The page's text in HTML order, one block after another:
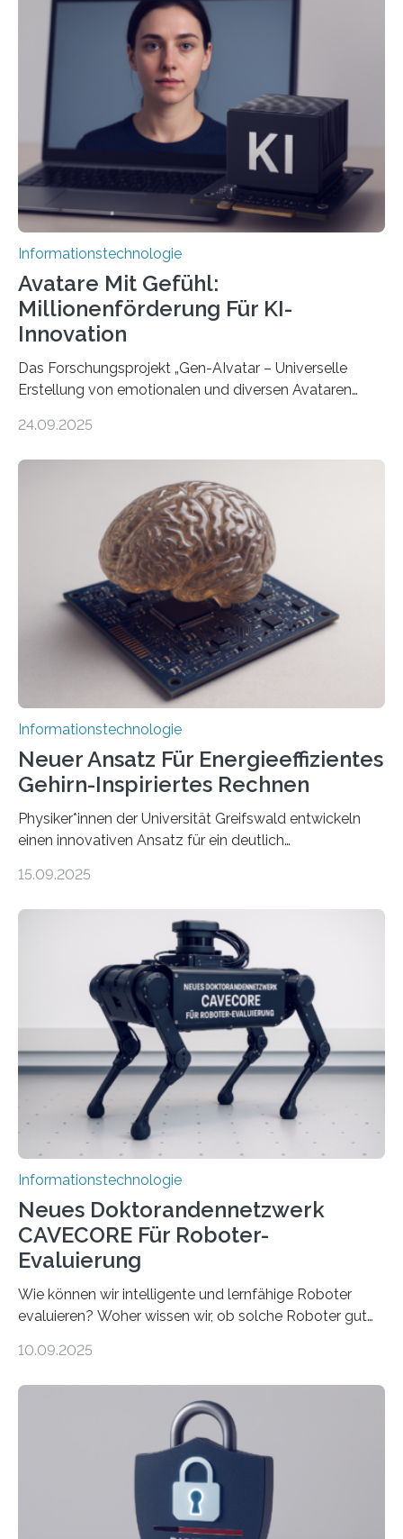
Informationstechnologie
Avatare Mit Gefühl:
Millionenförderung Für KI-
Innovation
Das Forschungsprojekt „Gen-AIvatar – Universelle
Erstellung von emotionalen und diversen Avataren
Förderung in Höhe von rund 2 Millionen Euro. Dabei
der MindPort GmbH eine neuartige, KI-gestützte
Lösung zur Erzeugung von Emotionen für realistische
Avatare. Gen-AIvatar entwickelt innovative und
kosteneffiziente Methoden, um lebensechte Avatare zu
erstellen. „Besonders wichtig ist uns eine ganzheitliche
Animation, bei der Stimme, Körperbewegung, Gestik
und Mimik im Einklang sind…
24.09.2025
Informationstechnologie
Neuer Ansatz Für Energieeffizientes
Gehirn-Inspiriertes Rechnen
Physiker*innen der Universität Greifswald entwickeln
einen innovativen Ansatz für ein deutlich
Lösungsweg ist inspiriert vom menschlichen Gehirn. Die
stellt die heutige Computertechnik vor
Herausforderungen. Herkömmliche Silizium-
Prozessoren stoßen an ihre Grenzen: Sie verbrauchen
viel Energie, die Speicher- und Verarbeitungseinheiten
sind voneinander getrennt und die Datenübertragung
bremst komplexe Anwendungen aus. Da KI-Modelle
immer größer werden und riesige Datenmengen
verarbeiten müssen, steigt der Bedarf an neuen
Rechenarchitekturen. Neben Quantencomputern
rücken dabei insbesondere…
15.09.2025
Informationstechnologie
Neues Doktorandennetzwerk
CAVECORE Für Roboter-
Evaluierung
Wie können wir intelligente und lernfähige Roboter
evaluieren? Woher wissen wir, ob solche Roboter gut
sich CAVECORE – ein neues Marie Skłodowska-Curie
koordiniert wird. Ab dem 1. September werden sich
über einen Zeitraum von vier Jahren insgesamt 15
Promovierende im Rahmen von CAVECORE mit
kognitiven Robotern beschäftigen – also mit Robotern,
die mittels Sensoren ihre Umgebung erfassen,
Informationen verarbeiten und häufig auch mit…
10.09.2025